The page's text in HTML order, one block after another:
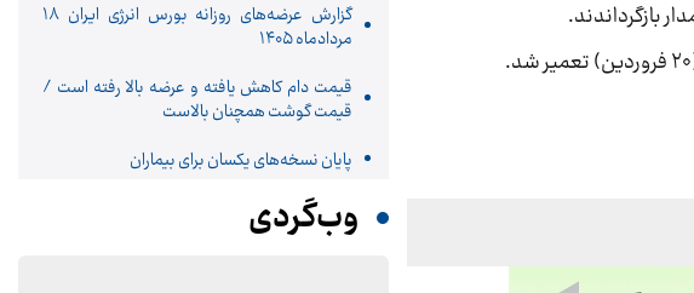
گزارش عرضه‌های روزانه بورس انرژی ایران 18
مردادماه ۱۴۰۵
قیمت دام کاهش یافته و عرضه بالا رفته است /
قیمت گوشت همچنان بالاست
پایان نسخه‌های یکسان برای بیماران
وب‌گردی